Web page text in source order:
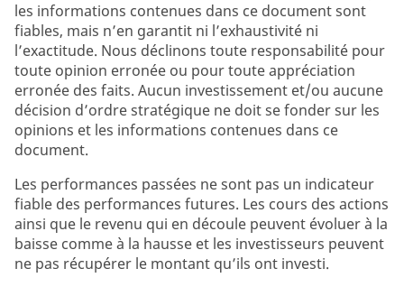
les informations contenues dans ce document sont
fiables, mais n’en garantit ni l’exhaustivité ni
l’exactitude. Nous déclinons toute responsabilité pour
toute opinion erronée ou pour toute appréciation
erronée des faits. Aucun investissement et/ou aucune
décision d’ordre stratégique ne doit se fonder sur les
opinions et les informations contenues dans ce
document.
Les performances passées ne sont pas un indicateur
fiable des performances futures. Les cours des actions
ainsi que le revenu qui en découle peuvent évoluer à la
baisse comme à la hausse et les investisseurs peuvent
ne pas récupérer le montant qu’ils ont investi.